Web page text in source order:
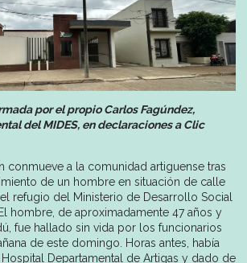
por el propio Carlos Fagúndez,
del MIDES, en declaraciones a Clic
conmueve a la comunidad artiguense tras
de un hombre en situación de calle
refugio del Ministerio de Desarrollo Social
hombre, de aproximadamente 47 años y
fue hallado sin vida por los funcionarios
de este domingo. Horas antes, había
Departamental de Artigas y dado de